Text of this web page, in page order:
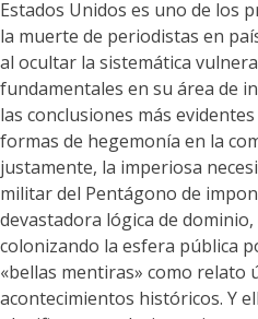
Estados Unidos es uno de los
la muerte de periodistas en
al ocultar la sistemática
fundamentales en su área de
las conclusiones más
formas de hegemonía en la
justamente, la imperiosa
militar del Pentágono de
devastadora lógica de
colonizando la esfera pública
«bellas mentiras» como relato
acontecimientos históricos. Y